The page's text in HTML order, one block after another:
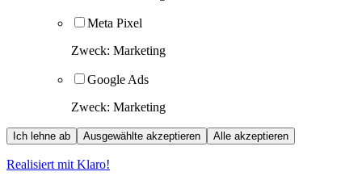
Meta Pixel
Zweck: Marketing
Google Ads
Zweck: Marketing
Ich lehne ab Ausgewählte akzeptieren Alle akzeptieren
Realisiert mit Klaro!